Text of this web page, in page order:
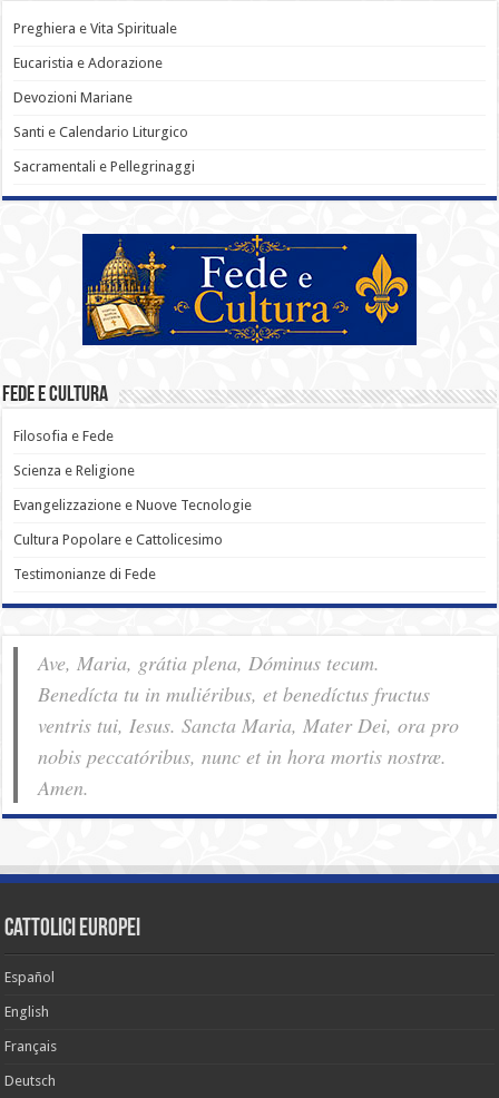
Preghiera e Vita Spirituale
Eucaristia e Adorazione
Devozioni Mariane
Santi e Calendario Liturgico
Sacramentali e Pellegrinaggi
Fede e Cultura
Filosofia e Fede
Scienza e Religione
Evangelizzazione e Nuove Tecnologie
Cultura Popolare e Cattolicesimo
Testimonianze di Fede
Ave, Maria, grátia plena, Dóminus tecum.
Benedícta tu in muliéribus, et benedíctus fructus
ventris tui, Iesus. Sancta Maria, Mater Dei, ora pro
nobis pec­ca­tóribus, nunc et in hora mortis nostræ.
Amen.
cattolici europei
Español
English
Français
Deutsch